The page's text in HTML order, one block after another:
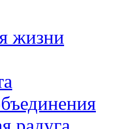
жизни